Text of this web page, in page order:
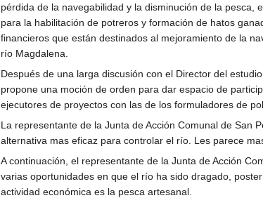
pérdida de la navegabilidad y la disminución de la pesca,
para la habilitación de potreros y formación de hatos
financieros que están destinados al mejoramiento de la
río Magdalena.
Después de una larga discusión con el Director del
propone una moción de orden para dar espacio de
ejecutores de proyectos con las de los formuladores de
La representante de la Junta de Acción Comunal de San
alternativa mas eficaz para controlar el río. Les parece
A continuación, el representante de la Junta de Acción
varias oportunidades en que el río ha sido dragado,
actividad económica es la pesca artesanal.